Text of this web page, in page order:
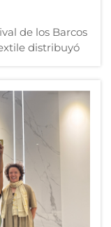
de los Barcos
distribuyó
de pato salados.